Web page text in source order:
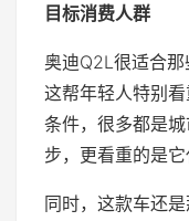
目标消费人群
奥迪Q2L很适合那
这帮年轻人特别
条件，很多都是
步，更看重的是它
同时，这款车还